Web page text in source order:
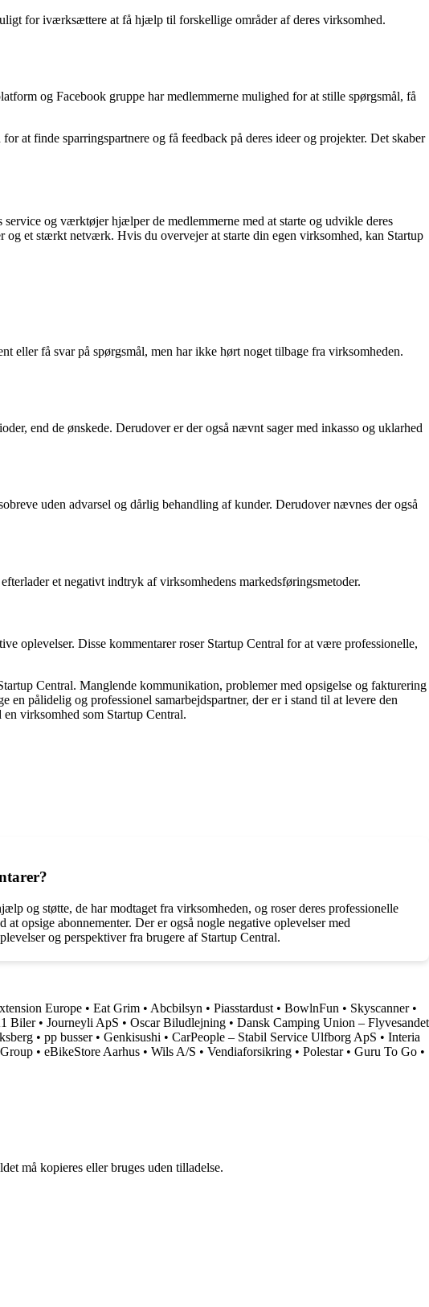
for iværksættere at få hjælp til forskellige områder af deres virksomhed.
og Facebook gruppe har medlemmerne mulighed for at stille spørgsmål, få
at finde sparringspartnere og få feedback på deres ideer og projekter. Det skaber
og værktøjer hjælper de medlemmerne med at starte og udvikle deres
et stærkt netværk. Hvis du overvejer at starte din egen virksomhed, kan Startup
eller få svar på spørgsmål, men har ikke hørt noget tilbage fra virksomheden.
end de ønskede. Derudover er der også nævnt sager med inkasso og uklarhed
uden advarsel og dårlig behandling af kunder. Derudover nævnes der også
et negativt indtryk af virksomhedens markedsføringsmetoder.
oplevelser. Disse kommentarer roser Startup Central for at være professionelle,
Central. Manglende kommunikation, problemer med opsigelse og fakturering
pålidelig og professionel samarbejdspartner, der er i stand til at levere den
virksomhed som Startup Central.
og støtte, de har modtaget fra virksomheden, og roser deres professionelle
opsige abonnementer. Der er også nogle negative oplevelser med
og perspektiver fra brugere af Startup Central.
Europe • Eat Grim • Abcbilsyn • Piasstardust • BowlnFun • Skyscanner•
Biler• Journeyli ApS • Oscar Biludlejning • Dansk Camping Union – Flyvesandet
• pp busser• Genkisushi • CarPeople – Stabil Service Ulfborg ApS • Interia
• eBikeStore Aarhus • Wils A/S • Vendiaforsikring • Polestar• Guru To Go •
må kopieres eller bruges uden tilladelse.